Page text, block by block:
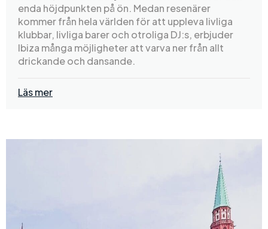
enda höjdpunkten på ön. Medan resenärer
kommer från hela världen för att uppleva livliga
klubbar, livliga barer och otroliga DJ:s, erbjuder
Ibiza många möjligheter att varva ner från allt
drickande och dansande.
Läs mer